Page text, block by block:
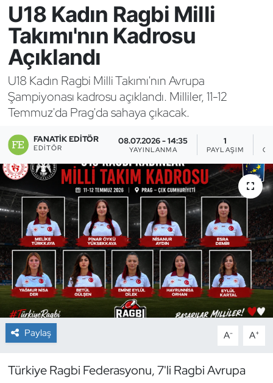
U18 Kadın Ragbi Milli
Takımı'nın Kadrosu
Açıklandı
U18 Kadın Ragbi Milli Takımı'nın Avrupa
Şampiyonası kadrosu açıklandı. Milliler, 11-12
Temmuz'da Prag'da sahaya çıkacak.
FANATIK EDITÖR
EDITÖR
08.07.2026 - 14:35
YAYINLANMA
1
PAYLAŞIM
Paylaş A- A+
Türkiye Ragbi Federasyonu, 7'li Ragbi Avrupa
Binicilik
Bisiklet
Boks
Briç
Buz Hokeyi
Buz Pateni
Çim Hokeyi
Cimnastik
Curling
Dağcılık